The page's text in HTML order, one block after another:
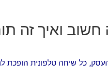
ואיך זה
כל שיחה טלפונית הופכת